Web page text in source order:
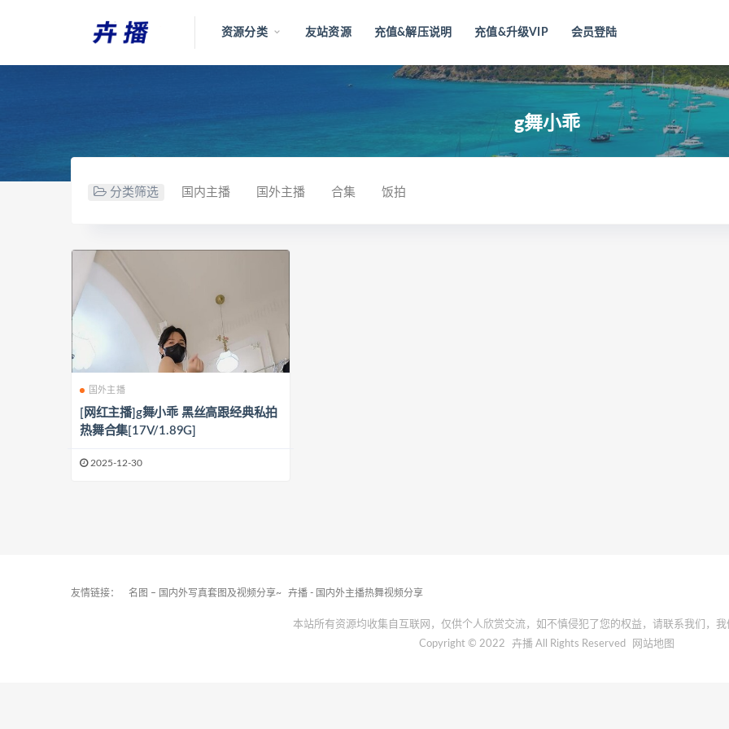
资源分类 友站资源 充值&解压说明 充值&升级VIP 会员登陆
g舞小乖
分类筛选 国内主播 国外主播 合集 饭拍
国外主播
[网红主播]g舞小乖 黑丝高跟经典私拍
热舞合集[17V/1.89G]
2025-12-30
友情链接： 名图 – 国内外写真套图及视频分享~ 卉播 - 国内外主播热舞视频分享
本站所有资源均收集自互联网，仅供个人欣赏交流，如不慎侵犯了您的权益，请联系我们，我
Copyright © 2022
卉播 All Rights Reserved 网站地图